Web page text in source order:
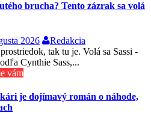
brucha? Tento zázrak sa volá
2026
Redakcia
tak tu je. Volá sa Sassi -
Cynthie Sass,...
vám
je dojímavý román o náhode,